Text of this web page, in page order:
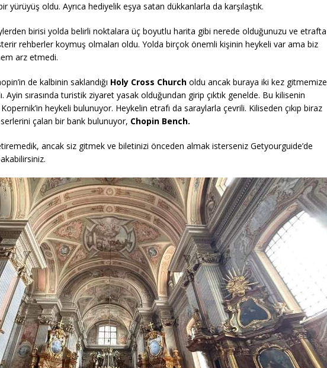
yürüyüş oldu. Ayrıca hediyelik eşya satan dükkanlarla da karşılaştık.
birisi yolda belirli noktalara üç boyutlu harita gibi nerede olduğunuzu ve etrafta
rehberler koymuş olmaları oldu. Yolda birçok önemli kişinin heykeli var ama biz
arz etmedi.
de kalbinin saklandığı Holy Cross Church oldu ancak buraya iki kez gitmemize
Ayin sırasında turistik ziyaret yasak olduğundan girip çıktık genelde. Bu kilisenin
heykeli bulunuyor. Heykelin etrafı da saraylarla çevrili. Kiliseden çıkıp biraz
çalan bir bank bulunuyor, Chopin Bench.
ancak siz gitmek ve biletinizi önceden almak isterseniz Getyourguide’de